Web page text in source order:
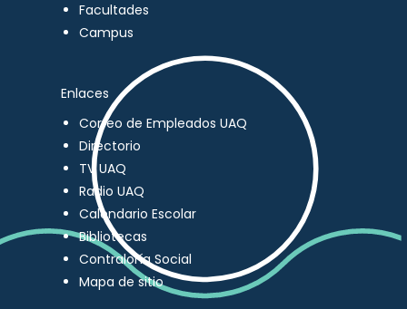
Facultades
Campus
Enlaces
Correo de Empleados UAQ
Directorio
TV UAQ
Radio UAQ
Calendario Escolar
Bibliotecas
Contraloría Social
Mapa de sitio